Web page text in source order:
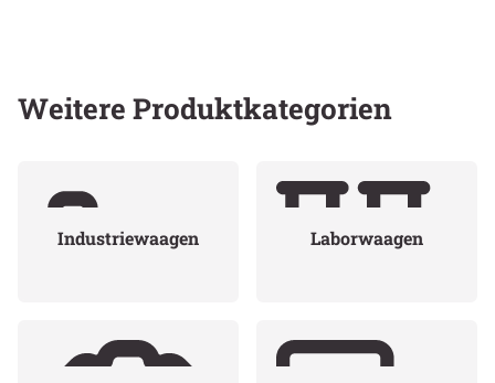
Weitere Produktkategorien
Industriewaagen Laborwaagen